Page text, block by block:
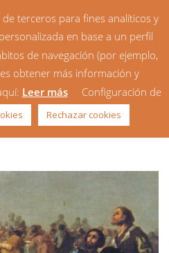
del
terceros para fines analíticos y
en base a un perfil
de navegación (por ejemplo,
obtener más información y
Leer más
Configuración de
Rechazar cookies